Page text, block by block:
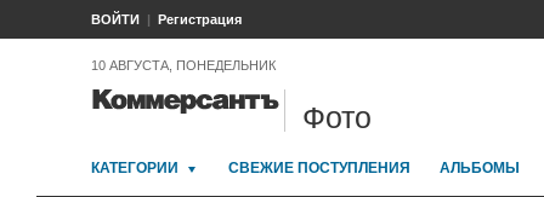
ВОЙТИ Регистрация
10 АВГУСТА, ПОНЕДЕЛЬНИК
Фото
КАТЕГОРИИ СВЕЖИЕ ПОСТУПЛЕНИЯ АЛЬБОМЫ